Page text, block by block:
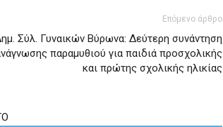
Επόμενο άρθρο
Σύλ. Γυναικών Βύρωνα: Δεύτερη συνάντηση
παραμυθιού για παιδιά προσχολικής
και πρώτης σχολικής ηλικίας